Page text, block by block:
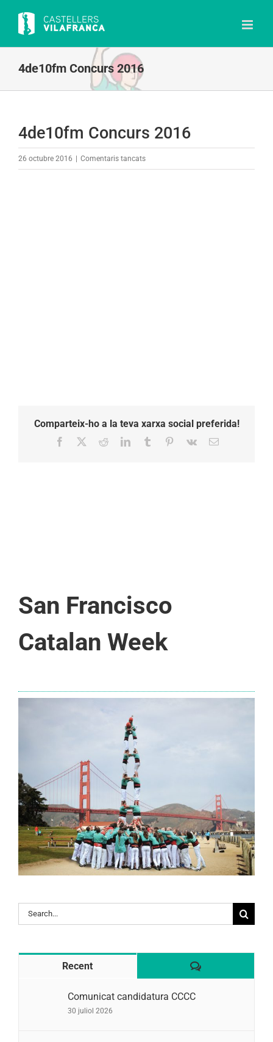
content
4de10fm Concurs 2016
4de10fm Concurs 2016
26 octubre 2016 Comentaris tancatsa
Comparteix-ho a la teva xarxa social preferida!
Facebook RedditLinkedInTumblr Pinterest
Vk Email:
San Francisco
Catalan Week
Search
for:
Recent Comentaris
Comunicat candidatura CCCC
30 juliol 2026